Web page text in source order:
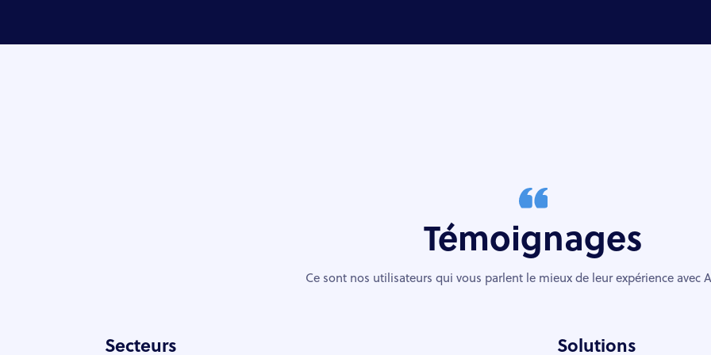
Témoignages
Ce sont nos utilisateurs qui vous parlent le mieux de leur expérience avec
Secteurs Solutions